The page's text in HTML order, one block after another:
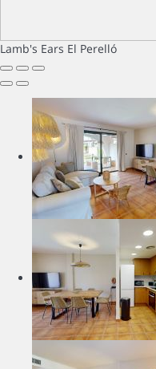
Lamb's Ears El Perelló